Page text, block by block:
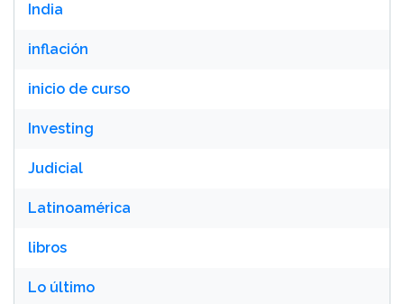
India
inflación
inicio de curso
Investing
Judicial
Latinoamérica
libros
Lo último